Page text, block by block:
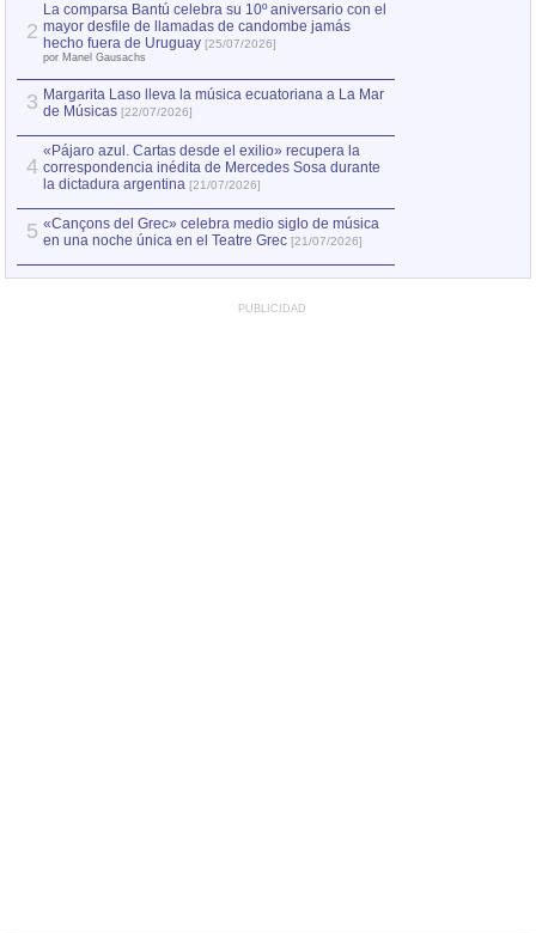
2
La comparsa Bantú celebra su 10º aniversario con el
mayor desfile de llamadas de candombe jamás
hecho fuera de Uruguay [25/07/2026]
por Manel Gausachs
3 Margarita Laso lleva la música ecuatoriana a La Mar
de Músicas [22/07/2026]
4
«Pájaro azul. Cartas desde el exilio» recupera la
correspondencia inédita de Mercedes Sosa durante
la dictadura argentina [21/07/2026]
5 «Cançons del Grec» celebra medio siglo de música
en una noche única en el Teatre Grec [21/07/2026]
PUBLICIDAD